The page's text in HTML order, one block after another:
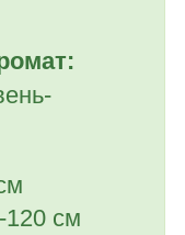
120 см